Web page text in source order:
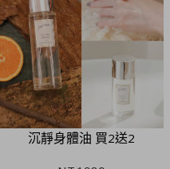
沉靜身體油 買2送2